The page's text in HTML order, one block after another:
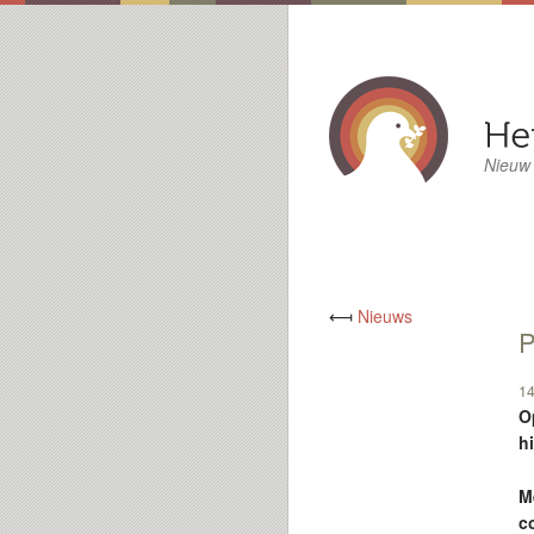
⟻ Nieuws